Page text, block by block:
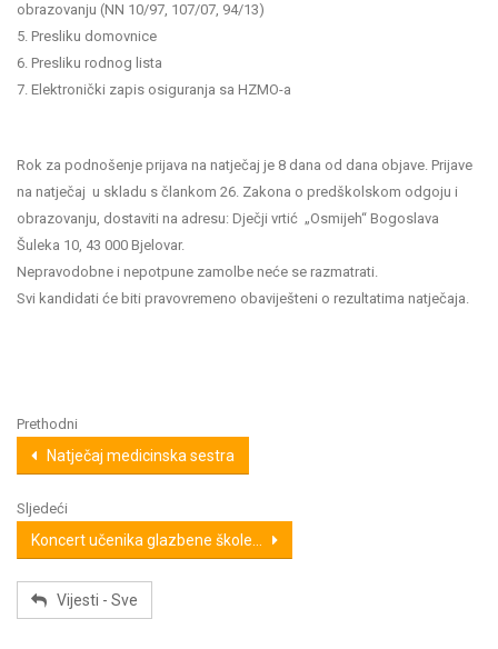
obrazovanju (NN 10/97, 107/07, 94/13)
5. Presliku domovnice
6. Presliku rodnog lista
7. Elektronički zapis osiguranja sa HZMO-a
Rok za podnošenje prijava na natječaj je 8 dana od dana objave. Prijave
na natječaj u skladu s člankom 26. Zakona o predškolskom odgoju i
obrazovanju, dostaviti na adresu: Dječji vrtić „Osmijeh“ Bogoslava
Šuleka 10, 43 000 Bjelovar.
Nepravodobne i nepotpune zamolbe neće se razmatrati.
Svi kandidati će biti pravovremeno obaviješteni o rezultatima natječaja.
Prethodni
Natječaj medicinska sestra
Sljedeći
Koncert učenika glazbene škole...
Vijesti - Sve